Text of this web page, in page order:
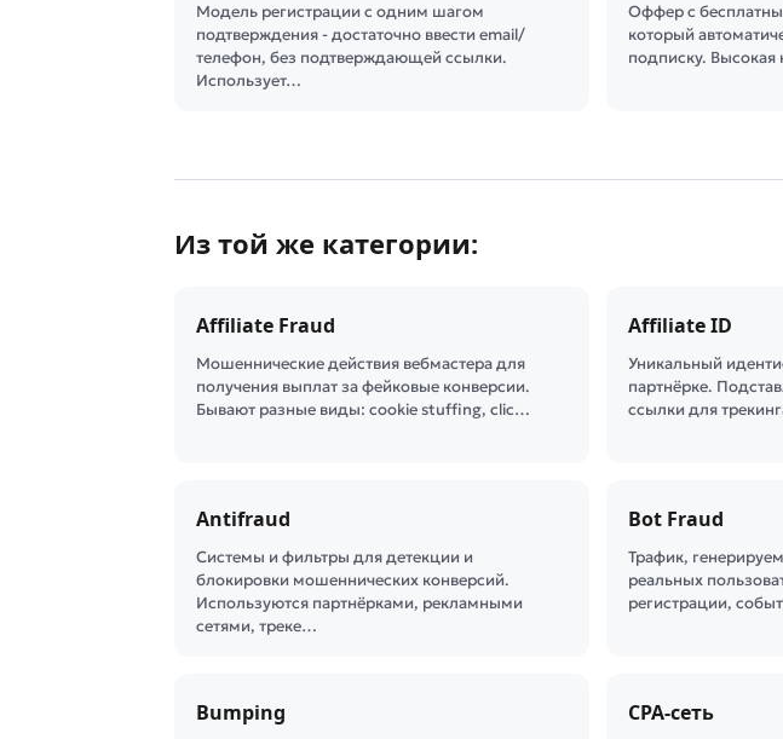
Модель регистрации с одним шагом
подтверждения - достаточно ввести email/
телефон, без подтверждающей ссылки.
Использует…
Оффер с
который
подписку. Высокая
Из той же категории:
Affiliate Fraud
Мошеннические действия вебмастера для
получения выплат за фейковые конверсии.
Бывают разные виды: cookie stuffing, clic…
Affiliate ID
Уникальный
партнёрке.
ссылки для
Antifraud
Системы и фильтры для детекции и
блокировки мошеннических конверсий.
Используются партнёрками, рекламными
сетями, треке…
Bot Fraud
Трафик,
реальных
регистрации,
Bumping CPA-сеть